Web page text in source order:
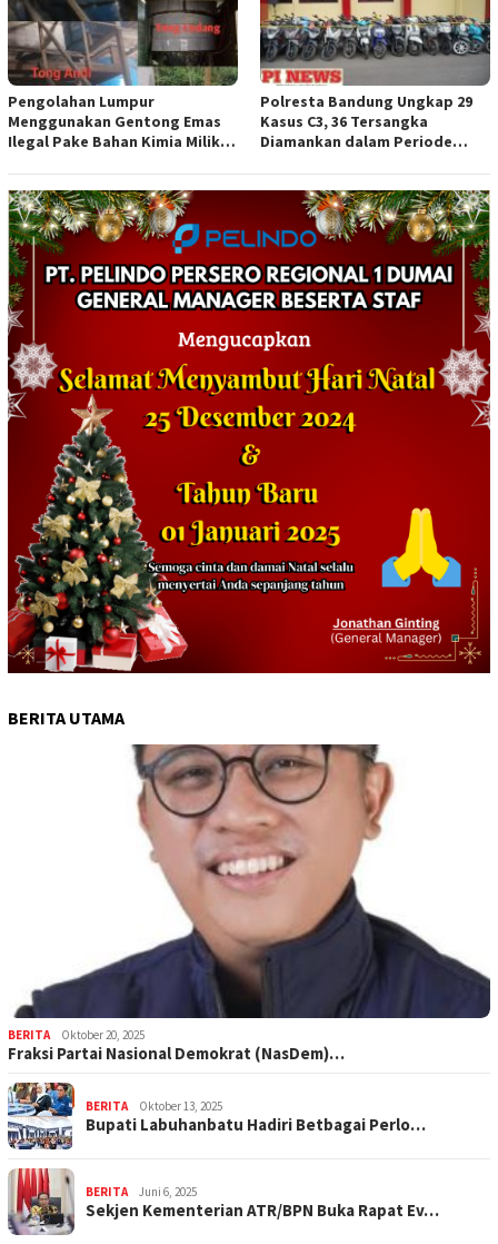
Pengolahan Lumpur
Menggunakan Gentong Emas
Ilegal Pake Bahan Kimia Milik
Aparat Penegak Hukum ( APH )
Jangan Sampai Diam Saja
Polresta Bandung Ungkap 29
Kasus C3, 36 Tersangka
Diamankan dalam Periode
BERITA UTAMA
BERITA Oktober 20, 2025
Fraksi Partai Nasional Demokrat (NasDem)…
BERITA Oktober 13, 2025
Bupati Labuhanbatu Hadiri Betbagai Perlo…
BERITA Juni 6, 2025
Sekjen Kementerian ATR/BPN Buka Rapat Ev…